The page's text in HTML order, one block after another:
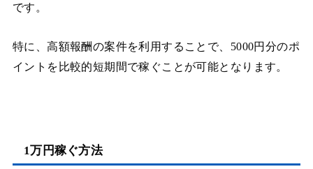
です。
特に、高額報酬の案件を利用することで、5000円分のポ
イントを比較的短期間で稼ぐことが可能となります。
1万円稼ぐ方法